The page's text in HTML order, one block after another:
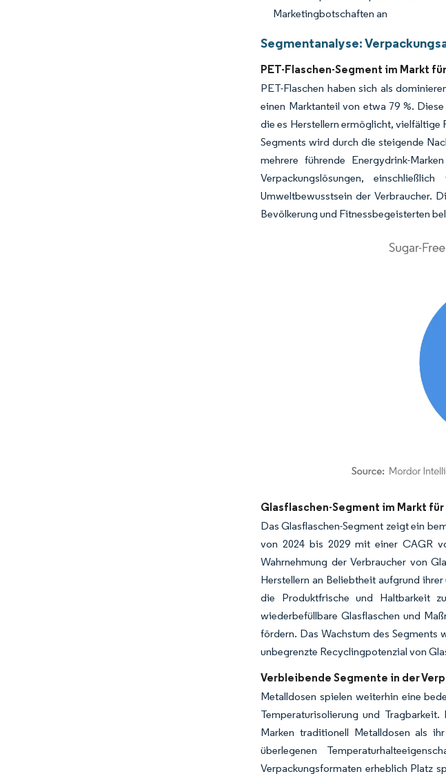
Marketingbotschaften an
Segmentanalyse:
PET-Flaschen-Segment im Markt
PET-Flaschen haben sich als
einen Marktanteil von etwa 79 %.
die es Herstellern ermöglicht, vielfältige
Segments wird durch die steigende
mehrere führende Energydrink-
Verpackungslösungen,
Umweltbewusstsein der Verbraucher.
Bevölkerung und Fitnessbegeisterten
Bild © Mordor Intelligence. Wiederverwendung
Glasflaschen-Segment im Markt
Das Glasflaschen-Segment zeigt ein
von 2024 bis 2029 mit einer CAGR
Wahrnehmung der Verbraucher von
Herstellern an Beliebtheit aufgrund
die Produktfrische und Haltbarkeit
wiederbefüllbare Glasflaschen und
fördern. Das Wachstum des Segments
unbegrenzte Recyclingpotenzial von
Verbleibende Segmente in der
Metalldosen spielen weiterhin eine
Temperaturisolierung und
Marken traditionell Metalldosen als
überlegenen
Verpackungsformaten erheblich Platz